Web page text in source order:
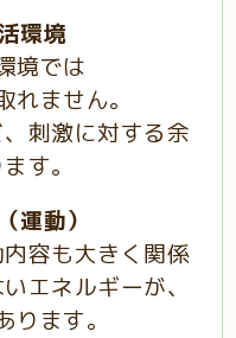
環境
境では
れません。
刺激に対する余
す。
運動）
容も大きく関係
エネルギーが、
ります。